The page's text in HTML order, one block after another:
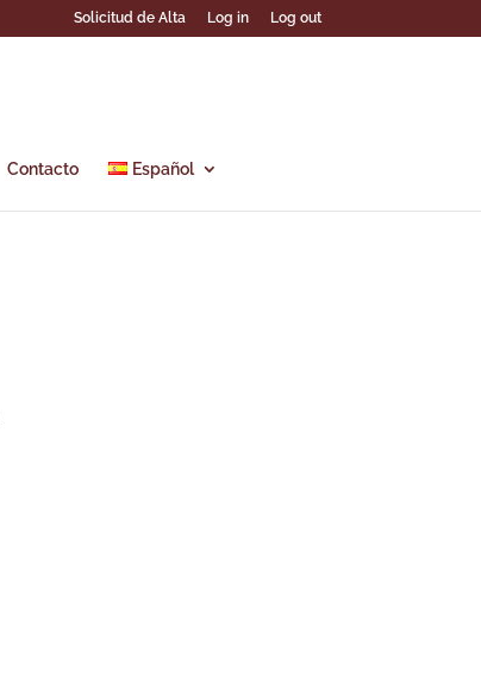
Solicitud de Alta Log in Log out
Contacto Español